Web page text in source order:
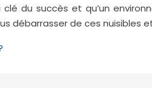
du succès et qu’un
débarrasser de ces nuisibles